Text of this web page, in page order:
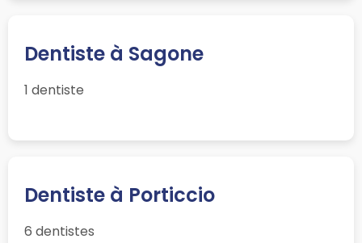
Dentiste à Sagone
1 dentiste
Dentiste à Porticcio
6 dentistes